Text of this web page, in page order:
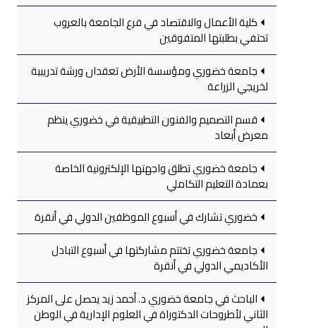
كلية الأعمال والاقتصاد في فرع الجامعة بالعروب
تحتفي بطلبتها المتفوقين
جامعة خضوري ومؤسسة الأرض تعقدان ورشة تدريبية
لخريجي الزراعة
قسم التصميم والفنون التطبيقية في خضوري ينظم
معرض أبعاد
جامعة خضوري تطلق واجهتها الإلكترونية الخاصة
بعمادة التعليم التكاملي
خضوري تشارك في أسبوع الموظفين الدولي في أنقرة
جامعة خضوري تختتم مشاركتها في أسبوع التبادل
الأكاديمي الدولي في أنقرة
الباحث في جامعة خضوري د. أحمد زيد يحصل على المركز
الثاني لأطروحات الدكتوراة في العلوم الإدارية في الوطن